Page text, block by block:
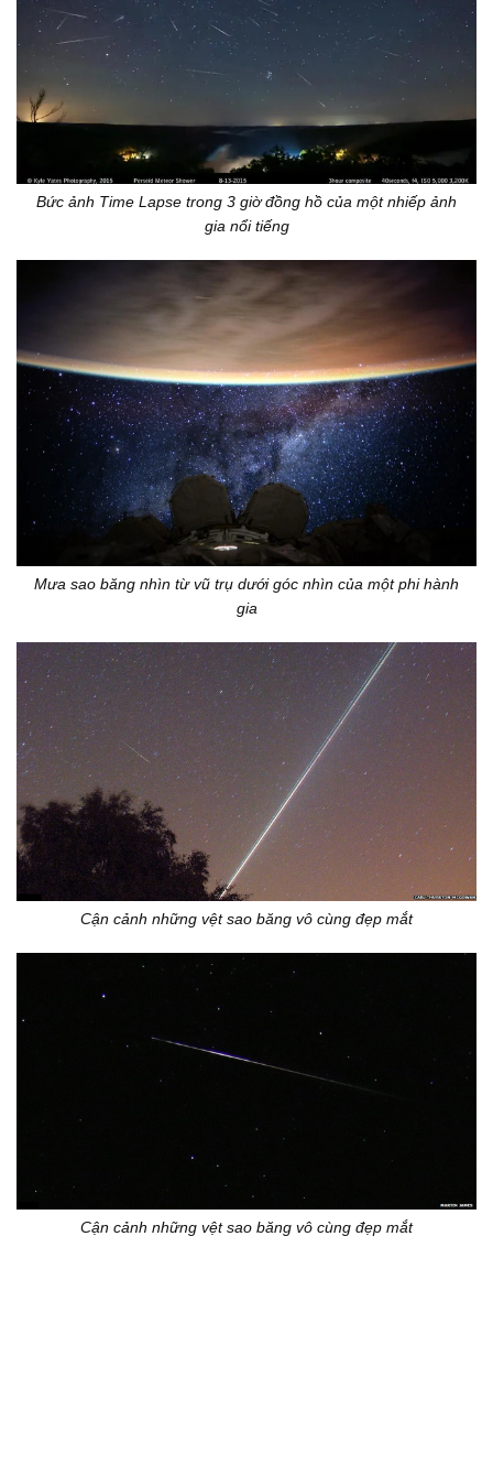
Bức ảnh Time Lapse trong 3 giờ đồng hồ của một nhiếp ảnh
gia nổi tiếng
Mưa sao băng nhìn từ vũ trụ dưới góc nhìn của một phi hành
gia
Cận cảnh những vệt sao băng vô cùng đẹp mắt
Cận cảnh những vệt sao băng vô cùng đẹp mắt